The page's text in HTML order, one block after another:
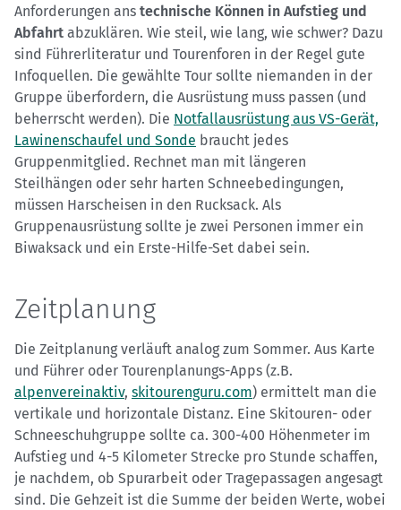
Anforderungen ans technische Können in Aufstieg und
Abfahrt abzuklären. Wie steil, wie lang, wie schwer? Dazu
sind Führerliteratur und Tourenforen in der Regel gute
Infoquellen. Die gewählte Tour sollte niemanden in der
Gruppe überfordern, die Ausrüstung muss passen (und
beherrscht werden). Die Notfallausrüstung aus VS-Gerät,
Lawinenschaufel und Sonde braucht jedes
Gruppenmitglied. Rechnet man mit längeren
Steilhängen oder sehr harten Schneebedingungen,
müssen Harscheisen in den Rucksack. Als
Gruppenausrüstung sollte je zwei Personen immer ein
Biwaksack und ein Erste-Hilfe-Set dabei sein.
Zeitplanung
Die Zeitplanung verläuft analog zum Sommer. Aus Karte
und Führer oder Tourenplanungs-Apps (z.B.
alpenvereinaktiv, skitourenguru.com) ermittelt man die
vertikale und horizontale Distanz. Eine Skitouren- oder
Schneeschuhgruppe sollte ca. 300-400 Höhenmeter im
Aufstieg und 4-5 Kilometer Strecke pro Stunde schaffen,
je nachdem, ob Spurarbeit oder Tragepassagen angesagt
sind. Die Gehzeit ist die Summe der beiden Werte, wobei